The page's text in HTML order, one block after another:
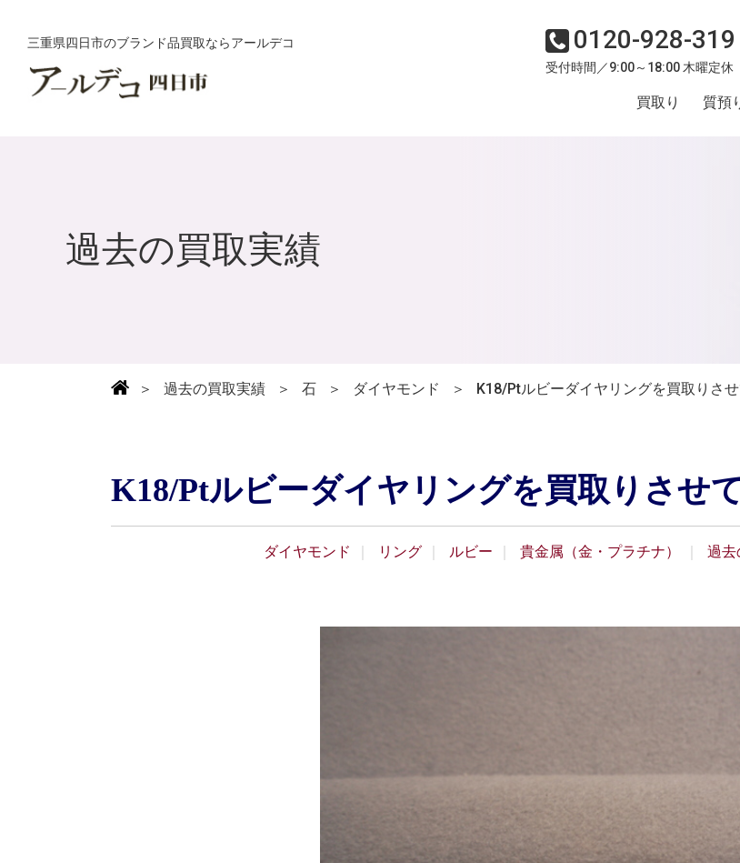
三重県四日市のブランド品買取ならアールデコ 0120-928-319
受付時間／9:00～18:00 木曜定休
買取り 質預
過去の買取実績
＞ 過去の買取実績 ＞ 石 ＞ ダイヤモンド ＞ K18/Ptルビーダイヤリングを買取りさせ
K18/Ptルビーダイヤリングを買取りさせ
ダイヤモンド リング ルビー 貴金属（金・プラチナ） 過去